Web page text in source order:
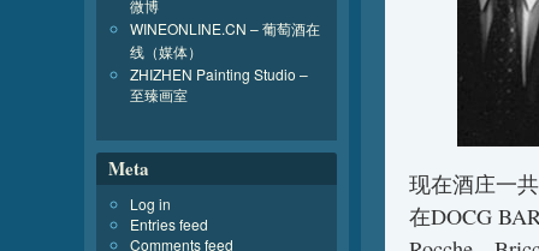
现在酒庄一
在DOCG
微博
WINEONLINE.CN – 葡萄酒在
线（媒体）
ZHIZHEN Painting Studio –
至臻画室
Meta
Log in
Entries feed
Comments feed